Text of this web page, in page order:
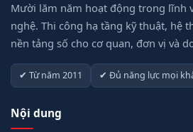
Mười lăm năm hoạt động trong lĩnh
nghệ. Thi công hạ tầng kỹ thuật, hệ
nền tảng số cho cơ quan, đơn vị và
✔ Từ năm 2011 ✔ Đủ năng lực mọi
Nội dung